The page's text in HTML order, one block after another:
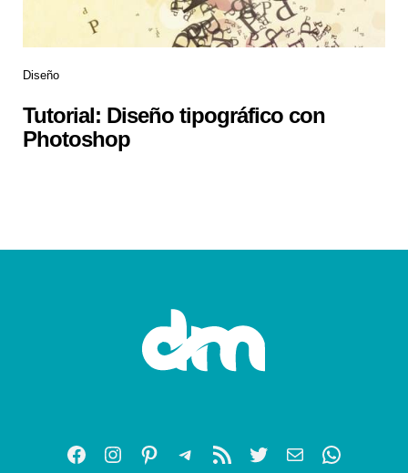
Diseño
Tutorial: Diseño tipográfico con
Photoshop